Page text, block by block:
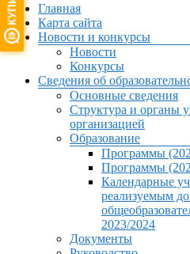
МенюГлавная
Карта сайта
Новости и конкурсы
Новости
Конкурсы
Сведения об
Основные сведения
Структура и органы
организацией
Образование
Программы
Программы
Календарные
реализуемым
2023/2024
Документы